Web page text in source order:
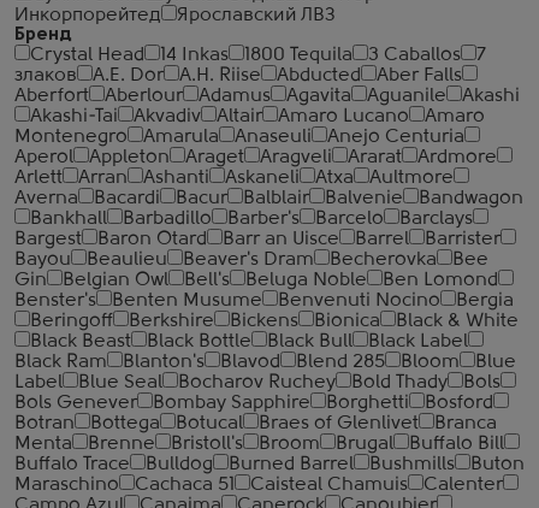
Инкорпорейтед
Ярославский ЛВЗ
Бренд
Crystal Head
14 Inkas 1800 Tequila 3 Caballos
7
злаков
A.E. Dor A.H. Riise Abducted
Aber Falls
Aberfort
Aberlour Adamus Agavita Aguanile
Akashi
Akashi-Tai
Akvadiv Altair Amaro Lucano
Amaro
Montenegro
Amarula Anaseuli
Anejo Centuria
Aperol
Appleton Araget Aragveli Ararat
Ardmore
Arlett
Arran Ashanti Askaneli Atxa
Aultmore
Averna
Bacardi Bacur Balblair Balvenie
Bandwagon
Bankhall
Barbadillo Barber's Barcelo
Barclays
Bargest
Baron Otard Barr an Uisce Barrel
Barrister
Bayou
Beaulieu Beaver's Dram Becherovka
Bee
Gin
Belgian Owl Bell's Beluga Noble
Ben Lomond
Benster's
Benten Musume Benvenuti Nocino
Bergia
Beringoff
Berkshire Bickens Bionica
Black & White
Black Beast
Black Bottle Black Bull
Black Label
Black Ram
Blanton's Blavod Blend 285 Bloom
Blue
Label
Blue Seal Bocharov Ruchey Bold Thady
Bols
Bols Genever
Bombay Sapphire Borghetti
Bosford
Botran
Bottega Botucal Braes of Glenlivet
Branca
Menta
Brenne Bristoll's Broom Brugal
Buffalo Bill
Buffalo Trace
Bulldog Burned Barrel Bushmills
Buton
Maraschino
Cachaca 51 Caisteal Chamuis
Calenter